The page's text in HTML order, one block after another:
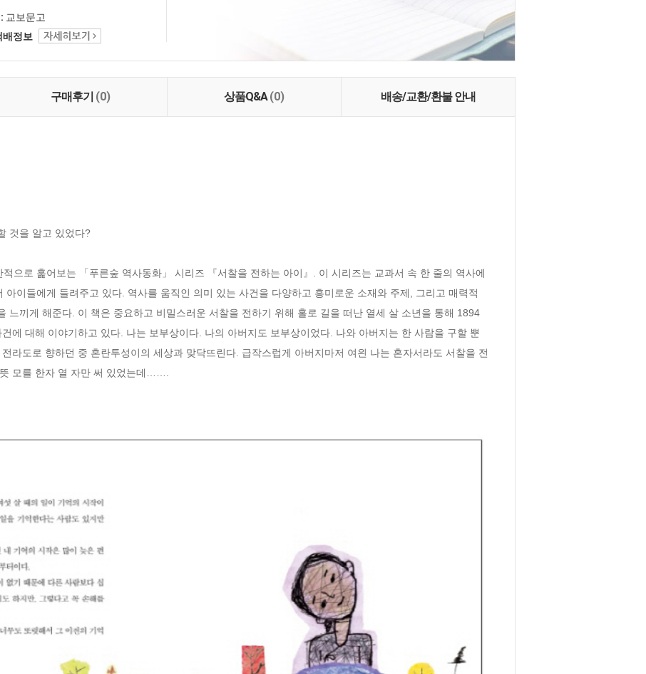
교보문고
배정보
구매후기 (0) 상품Q&A(0) 배송/교환/환불 안내
것을 알고 있었다?
으로 훑어보는 「푸른숲 역사동화」 시리즈 『서찰을 전하는 아이』. 이 시리즈는 교과서 속 한 줄의 역사에
아이들에게 들려주고 있다. 역사를 움직인 의미 있는 사건을 다양하고 흥미로운 소재와 주제, 그리고 매력적
느끼게 해준다. 이 책은 중요하고 비밀스러운 서찰을 전하기 위해 홀로 길을 떠난 열세 살 소년을 통해 1894
에 대해 이야기하고 있다. 나는 보부상이다. 나의 아버지도 보부상이었다. 나와 아버지는 한 사람을 구할 뿐
라도로 향하던 중 혼란투성이의 세상과 맞닥뜨린다. 급작스럽게 아버지마저 여읜 나는 혼자서라도 서찰을 전
모를 한자 열 자만 써 있었는데…….